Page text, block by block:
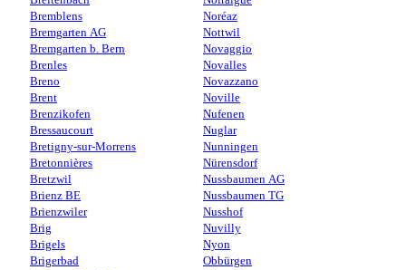
Bremblens
Bremgarten AG
Bremgarten b. Bern
Brenles
Breno
Brent
Brenzikofen
Bressaucourt
Bretigny-sur-Morrens
Bretonnières
Bretzwil
Brienz BE
Brienzwiler
Brig
Brigels
Brigerbad
Noréaz
Nottwil
Novaggio
Novalles
Novazzano
Noville
Nufenen
Nuglar
Nunningen
Nürensdorf
Nussbaumen AG
Nussbaumen TG
Nusshof
Nuvilly
Nyon
Obbürgen